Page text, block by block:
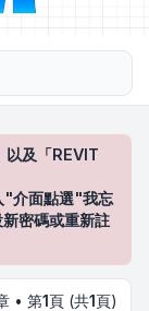
及「REVIT
"介面點選"我忘
密碼或重新註
• 第1頁 (共1頁)